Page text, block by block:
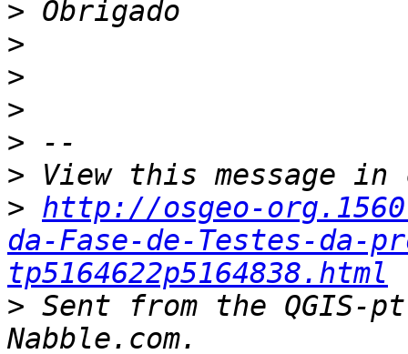
>
>
>
>
>
>
> http://osgeo-
da-Fase-de-Testes-da-
tp5164622p5164838.html
> Sent from the